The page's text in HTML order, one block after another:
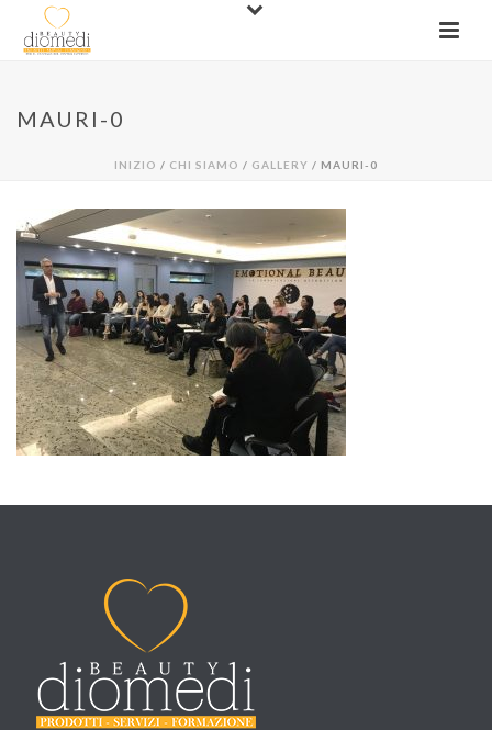
MAURI-0
INIZIO / CHI SIAMO / GALLERY / MAURI-0